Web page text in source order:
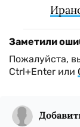
Заметили
Пожалуйста,
Ctrl+Enter или